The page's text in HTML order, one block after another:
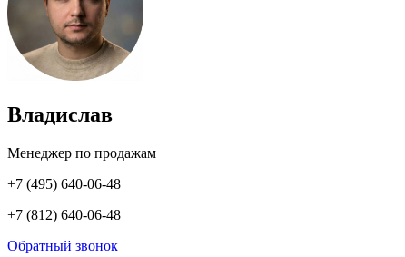
Владислав
Менеджер по продажам
+7 (495) 640-06-48
+7 (812) 640-06-48
Обратный звонок